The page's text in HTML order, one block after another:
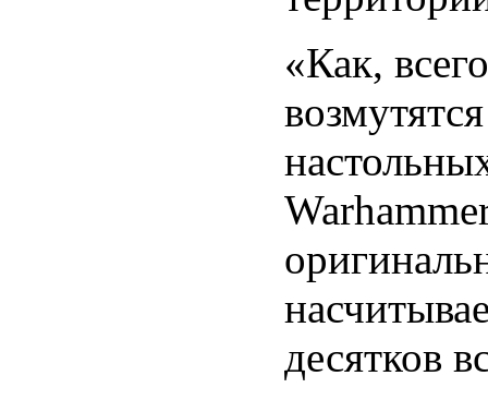
«Как,
десятков